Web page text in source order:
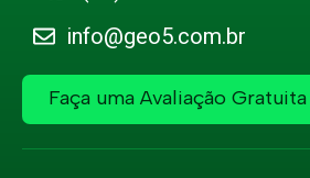
info@geo5.com.br
Faça uma Avaliação Gratuita